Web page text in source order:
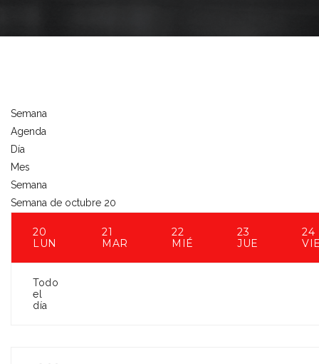
Semana
Agenda
Día
Mes
Semana
Semana de octubre 20
20
LUN
21
MAR
22
MIÉ
23
JUE
24
Todo
el
día